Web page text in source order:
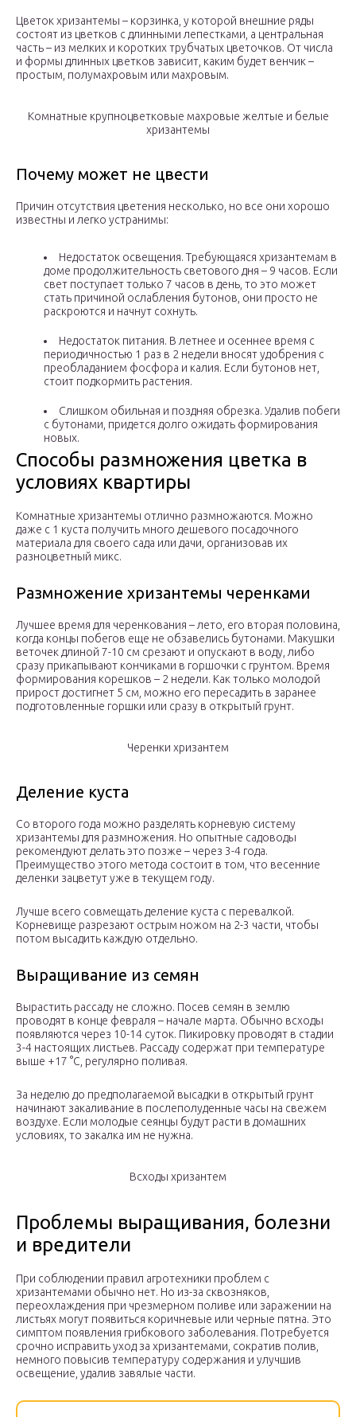
Цветок хризантемы – корзинка, у которой внешние ряды
состоят из цветков с длинными лепестками, а центральная
часть – из мелких и коротких трубчатых цветочков. От числа
и формы длинных цветков зависит, каким будет венчик –
простым, полумахровым или махровым.
Комнатные крупноцветковые махровые желтые и белые
хризантемы
Почему может не цвести
Причин отсутствия цветения несколько, но все они хорошо
известны и легко устранимы:
Недостаток освещения. Требующаяся хризантемам в
доме продолжительность светового дня – 9 часов. Если
свет поступает только 7 часов в день, то это может
стать причиной ослабления бутонов, они просто не
раскроются и начнут сохнуть.
Недостаток питания. В летнее и осеннее время с
периодичностью 1 раз в 2 недели вносят удобрения с
преобладанием фосфора и калия. Если бутонов нет,
стоит подкормить растения.
Слишком обильная и поздняя обрезка. Удалив побеги
с бутонами, придется долго ожидать формирования
новых.
Способы размножения цветка в
условиях квартиры
Комнатные хризантемы отлично размножаются. Можно
даже с 1 куста получить много дешевого посадочного
материала для своего сада или дачи, организовав их
разноцветный микс.
Размножение хризантемы черенками
Лучшее время для черенкования – лето, его вторая половина,
когда концы побегов еще не обзавелись бутонами. Макушки
веточек длиной 7-10 см срезают и опускают в воду, либо
сразу прикапывают кончиками в горшочки с грунтом. Время
формирования корешков – 2 недели. Как только молодой
прирост достигнет 5 см, можно его пересадить в заранее
подготовленные горшки или сразу в открытый грунт.
Черенки хризантем
Деление куста
Со второго года можно разделять корневую систему
хризантемы для размножения. Но опытные садоводы
рекомендуют делать это позже – через 3-4 года.
Преимущество этого метода состоит в том, что весенние
деленки зацветут уже в текущем году.
Лучше всего совмещать деление куста с перевалкой.
Корневище разрезают острым ножом на 2-3 части, чтобы
потом высадить каждую отдельно.
Выращивание из семян
Вырастить рассаду не сложно. Посев семян в землю
проводят в конце февраля – начале марта. Обычно всходы
появляются через 10-14 суток. Пикировку проводят в стадии
3-4 настоящих листьев. Рассаду содержат при температуре
выше +17 °С, регулярно поливая.
За неделю до предполагаемой высадки в открытый грунт
начинают закаливание в послеполуденные часы на свежем
воздухе. Если молодые сеянцы будут расти в домашних
условиях, то закалка им не нужна.
Всходы хризантем
Проблемы выращивания, болезни
и вредители
При соблюдении правил агротехники проблем с
хризантемами обычно нет. Но из-за сквозняков,
переохлаждения при чрезмерном поливе или заражении на
листьях могут появиться коричневые или черные пятна. Это
симптом появления грибкового заболевания. Потребуется
срочно исправить уход за хризантемами, сократив полив,
немного повысив температуру содержания и улучшив
освещение, удалив завялые части.